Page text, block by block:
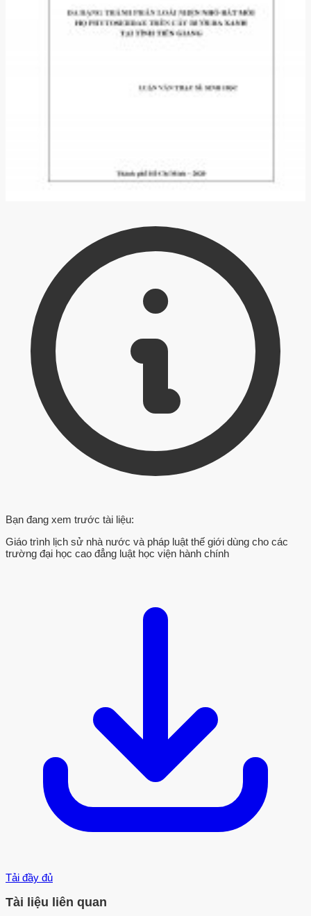
Bạn đang xem trước tài liệu:
Giáo trình lịch sử nhà nước và pháp luật thế giới dùng cho các
trường đại học cao đẳng luật học viện hành chính
Tải đầy đủ
Tài liệu liên quan